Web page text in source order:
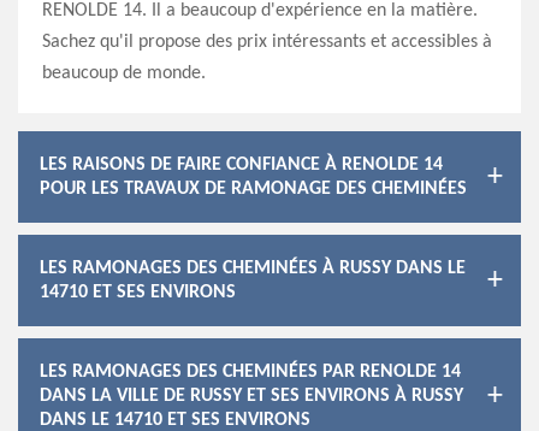
RENOLDE 14. Il a beaucoup d'expérience en la matière.
Sachez qu'il propose des prix intéressants et accessibles à
beaucoup de monde.
LES RAISONS DE FAIRE CONFIANCE À RENOLDE 14
POUR LES TRAVAUX DE RAMONAGE DES CHEMINÉES
LES RAMONAGES DES CHEMINÉES À RUSSY DANS LE
14710 ET SES ENVIRONS
LES RAMONAGES DES CHEMINÉES PAR RENOLDE 14
DANS LA VILLE DE RUSSY ET SES ENVIRONS À RUSSY
DANS LE 14710 ET SES ENVIRONS